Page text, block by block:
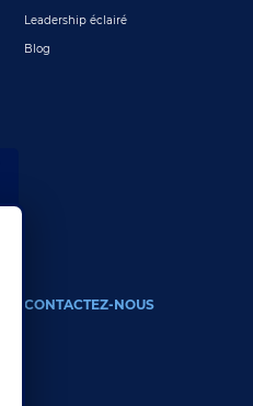
Leadership éclairé
Blog
CONTACTEZ-NOUS